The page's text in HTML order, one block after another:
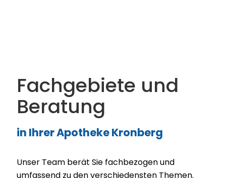
Fachgebiete und
Beratung
in Ihrer Apotheke Kronberg
Unser Team berät Sie fachbezogen und
umfassend zu den verschiedensten Themen.